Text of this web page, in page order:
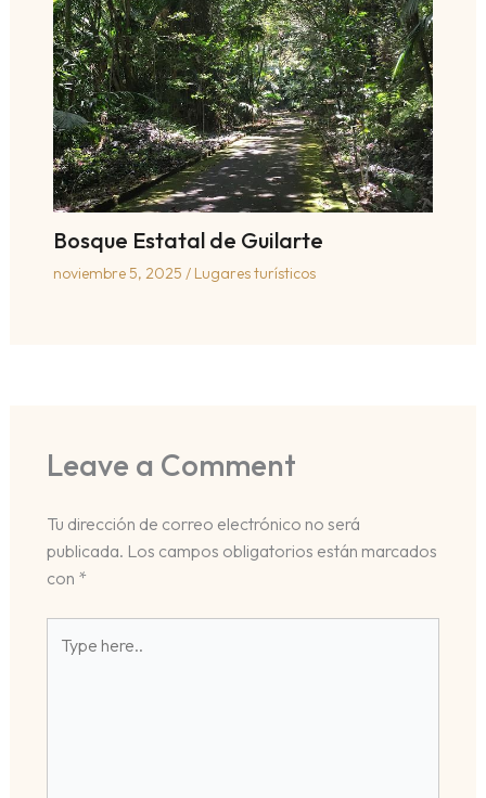
Bosque Estatal de Guilarte
noviembre 5, 2025 / Lugares turísticos
Leave a Comment
Tu dirección de correo electrónico no será
publicada. Los campos obligatorios están marcados
con *
here..